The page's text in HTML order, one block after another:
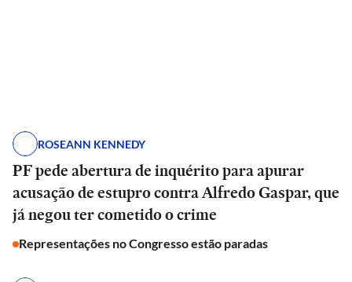
ROSEANN KENNEDY
PF pede abertura de inquérito para apurar
acusação de estupro contra Alfredo Gaspar, que
já negou ter cometido o crime
Representações no Congresso estão paradas